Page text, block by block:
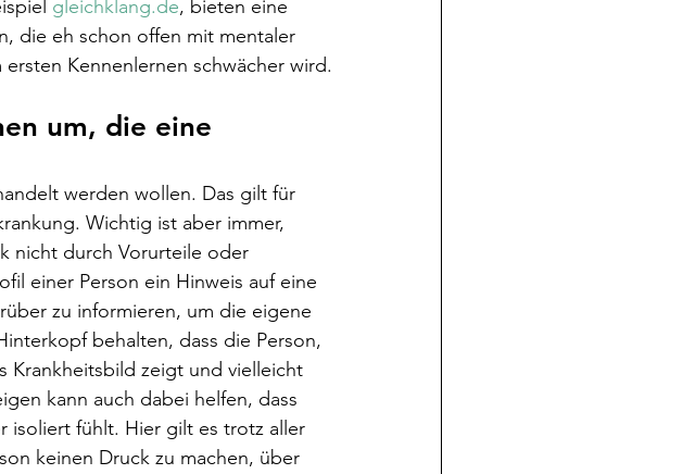
gleichklang.de, bieten eine
die eh schon offen mit mentaler
Kennenlernen schwächer wird.
um, die eine
werden wollen. Das gilt für
Wichtig ist aber immer,
nicht durch Vorurteile oder
einer Person ein Hinweis auf eine
zu informieren, um die eigene
behalten, dass die Person,
Krankheitsbild zeigt und vielleicht
kann auch dabei helfen, dass
isoliert fühlt. Hier gilt es trotz aller
keinen Druck zu machen, über